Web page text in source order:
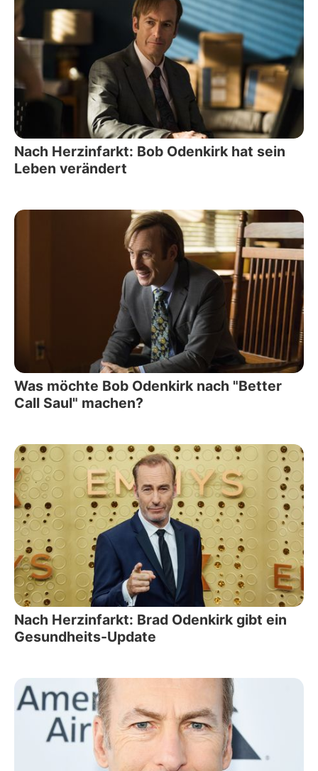
Nach Herzinfarkt: Bob Odenkirk hat sein
Leben verändert
Was möchte Bob Odenkirk nach "Better
Call Saul" machen?
Nach Herzinfarkt: Brad Odenkirk gibt ein
Gesundheits-Update